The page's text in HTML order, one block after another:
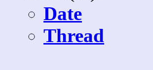
Date
Thread